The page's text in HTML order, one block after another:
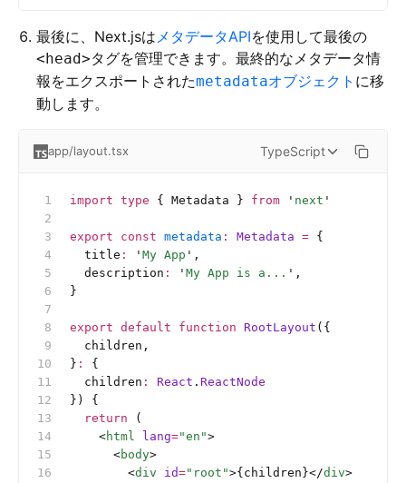
最後に、Next.jsはメタデータAPIを使用して最後の
<head>タグを管理できます。最終的なメタデータ情
報をエクスポートされたmetadataオブジェクト に移
動します。
app/layout.tsx TypeScript
import type { Metadata } from ' next '
export const metadata : Metadata = {
  title
: ' My App ' ,
  description
: ' My App is a... ' ,
}
export default function RootLayout ({
  children,
} :
{
  children
: React . ReactNode
}) {
  return
(
    <
html lang="en">
      <
body>
        <
div id="root">{children}</div>